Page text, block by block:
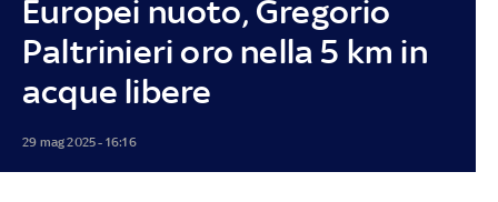
Europei nuoto, Gregorio
Paltrinieri oro nella 5 km in
acque libere
29 mag 2025 - 16:16